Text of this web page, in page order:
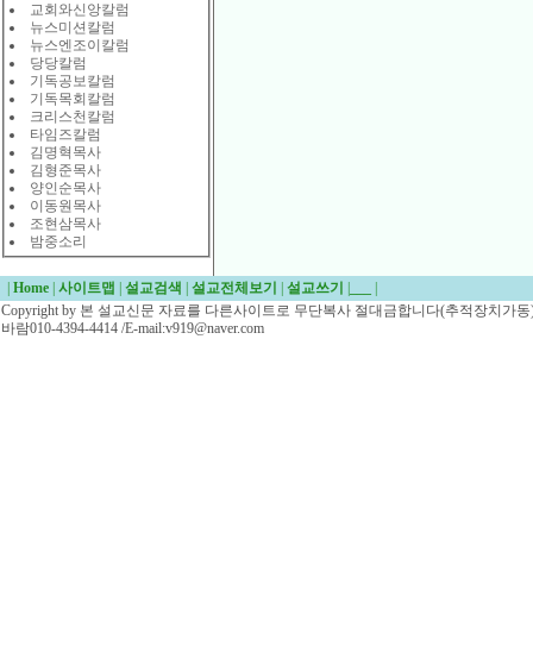
교회와신앙칼럼
뉴스미션칼럼
뉴스엔조이칼럼
당당칼럼
기독공보칼럼
기독목회칼럼
크리스천칼럼
타임즈칼럼
김명혁목사
김형준목사
양인순목사
이동원목사
조현삼목사
밤중소리
Home 사이트맵 설교검색 설교전체보기 설교쓰기
Copyright by 본 설교신문 자료를 다른사이트로 무단복사 절대금합니다(추적장치가
바람010-4394-4414 /E-mail:v919@naver.com